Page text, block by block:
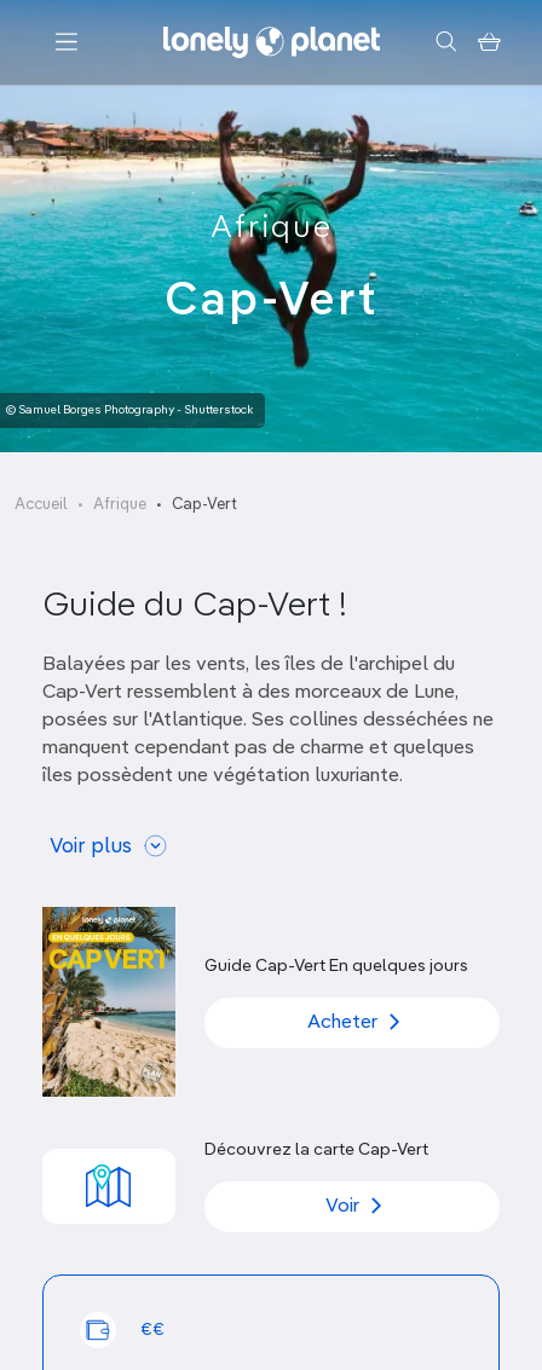
Menu
Votre recherche
Afrique
Cap-Vert
© Samuel Borges Photography - Shutterstock
Accueil Afrique Cap-Vert
Guide du Cap-Vert !
Balayées par les vents, les îles de l'archipel du
Cap-Vert ressemblent à des morceaux de Lune,
posées sur l'Atlantique. Ses collines desséchées ne
manquent cependant pas de charme et quelques
îles possèdent une végétation luxuriante.
d'activités de plein air
vie nocturne animée. Malgré l'apparition des
premiers tour-opérateurs, le Cap-Vert reste une
région indépendante,hors des sentiers battus, où la
nature est préservée.
africaines, portugaises, méditerranéennes et latines
a donné naissance à un tempérament typiquement
"cabo" qui caractérise les habitants de l'archipel.
Voir plus
Guide Cap-Vert En quelques jours
Acheter
Découvrez la carte Cap-Vert
Voir
€€